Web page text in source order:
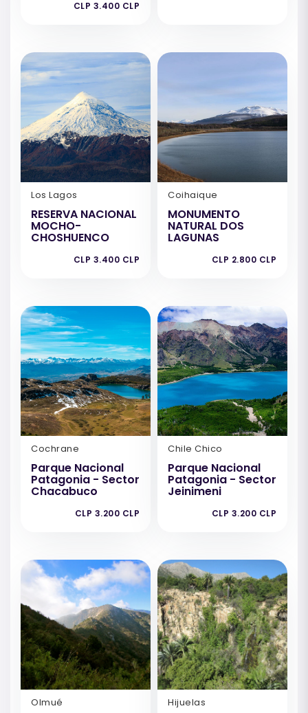
CLP 3.400 CLP
Los Lagos
RESERVA NACIONAL
MOCHO-
CHOSHUENCO
CLP 3.400 CLP
Coihaique
MONUMENTO
NATURAL DOS
LAGUNAS
CLP 2.800 CLP
Cochrane
Parque Nacional
Patagonia - Sector
Chacabuco
CLP 3.200 CLP
Chile Chico
Parque Nacional
Patagonia - Sector
Jeinimeni
CLP 3.200 CLP
Olmué Hijuelas